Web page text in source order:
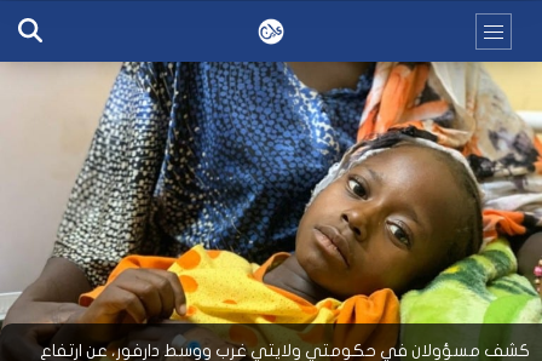
كشف مسؤولان في حكومتي ولايتي غرب ووسط دارفور، عن ارتفاع